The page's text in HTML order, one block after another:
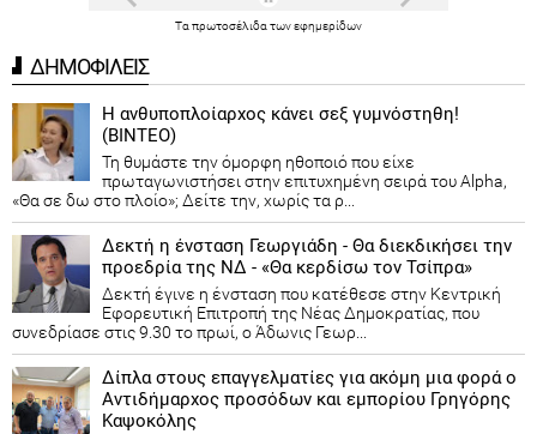
Τα πρωτοσέλιδα τωνεφημερίδων
ΔΗΜΟΦΙΛΕΙΣ
Η ανθυποπλοίαρχος κάνει σεξ γυμνόστηθη!
(ΒΙΝΤΕΟ)
Τη θυμάστε την όμορφη ηθοποιό που είχε
πρωταγωνιστήσει στην επιτυχημένη σειρά του Alpha,
«Θα σε δω στο πλοίο»; Δείτε την, χωρίς τα ρ...
Δεκτή η ένσταση Γεωργιάδη - Θα διεκδικήσει την
προεδρία της ΝΔ - «Θα κερδίσω τον Τσίπρα»
Δεκτή έγινε η ένσταση που κατέθεσε στην Κεντρική
Εφορευτική Επιτροπή της Νέας Δημοκρατίας, που
συνεδρίασε στις 9.30 το πρωί, ο Άδωνις Γεωρ...
Δίπλα στους επαγγελματίες για ακόμη μια φορά ο
Αντιδήμαρχος προσόδων και εμπορίου Γρηγόρης
Καψοκόλης